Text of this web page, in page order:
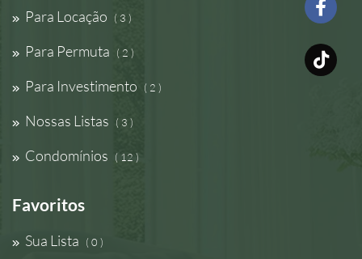
Para Locação ( 3 )
Para Permuta ( 2 )
Para Investimento ( 2 )
Nossas Listas ( 3 )
Condomínios ( 12 )
Favoritos
Sua Lista ( 0 )